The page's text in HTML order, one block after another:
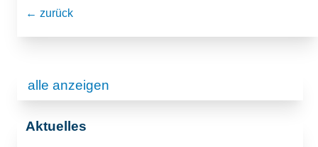
← zurück
alle anzeigen
Aktuelles